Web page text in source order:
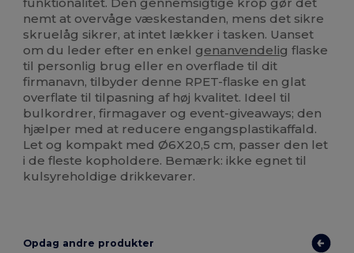
nemt at overvåge væskestanden, mens det sikre
skruelåg sikrer, at intet lækker i tasken. Uanset
om du leder efter en enkel genanvendelig flaske
til personlig brug eller en overflade til dit
firmanavn, tilbyder denne RPET-flaske en glat
overflate til tilpasning af høj kvalitet. Ideel til
bulkordrer, firmagaver og event-giveaways; den
hjælper med at reducere engangsplastikaffald.
Let og kompakt med Ø6X20,5 cm, passer den let
i de fleste kopholdere. Bemærk: ikke egnet til
kulsyreholdige drikkevarer.
Opdag andre produkter